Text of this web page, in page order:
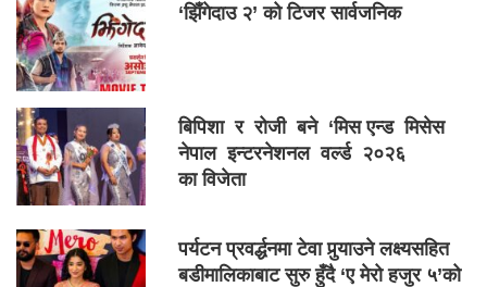
‘झिँगेदाउ २’ को टिजर सार्वजनिक
बिपिशा र रोजी बने ‘मिस एन्ड मिसेस
नेपाल इन्टरनेशनल वर्ल्ड २०२६
का विजेता
पर्यटन प्रवर्द्धनमा टेवा पुर्‍याउने लक्ष्यसहित
बडीमालिकाबाट सुरु हुँदै ‘ए मेरो हजुर ५’को